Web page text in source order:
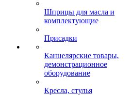
Шприцы для масла и
комплектующие
Присадки
Канцелярские товары,
демонстрационное
оборудование
Кресла, стулья